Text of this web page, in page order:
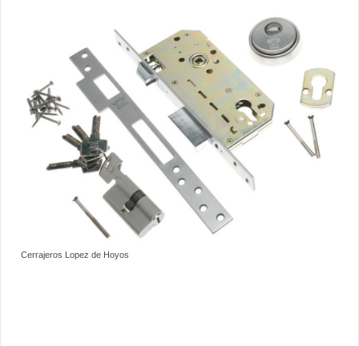
Cerrajeros Lopez de Hoyos